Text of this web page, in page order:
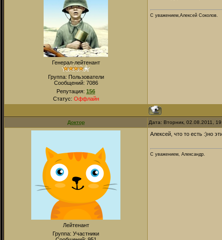
Генерал-лейтенант
Группа: Пользователи
Сообщений: 7086
Репутация: 156
Статус: Оффлайн
C уважением,Алексей Соколов.
Доктор Дата: Вторник, 02.08.2011,
Лейтенант
Группа: Участники
Алексей, что то есть :)но
С уважением, Александр.